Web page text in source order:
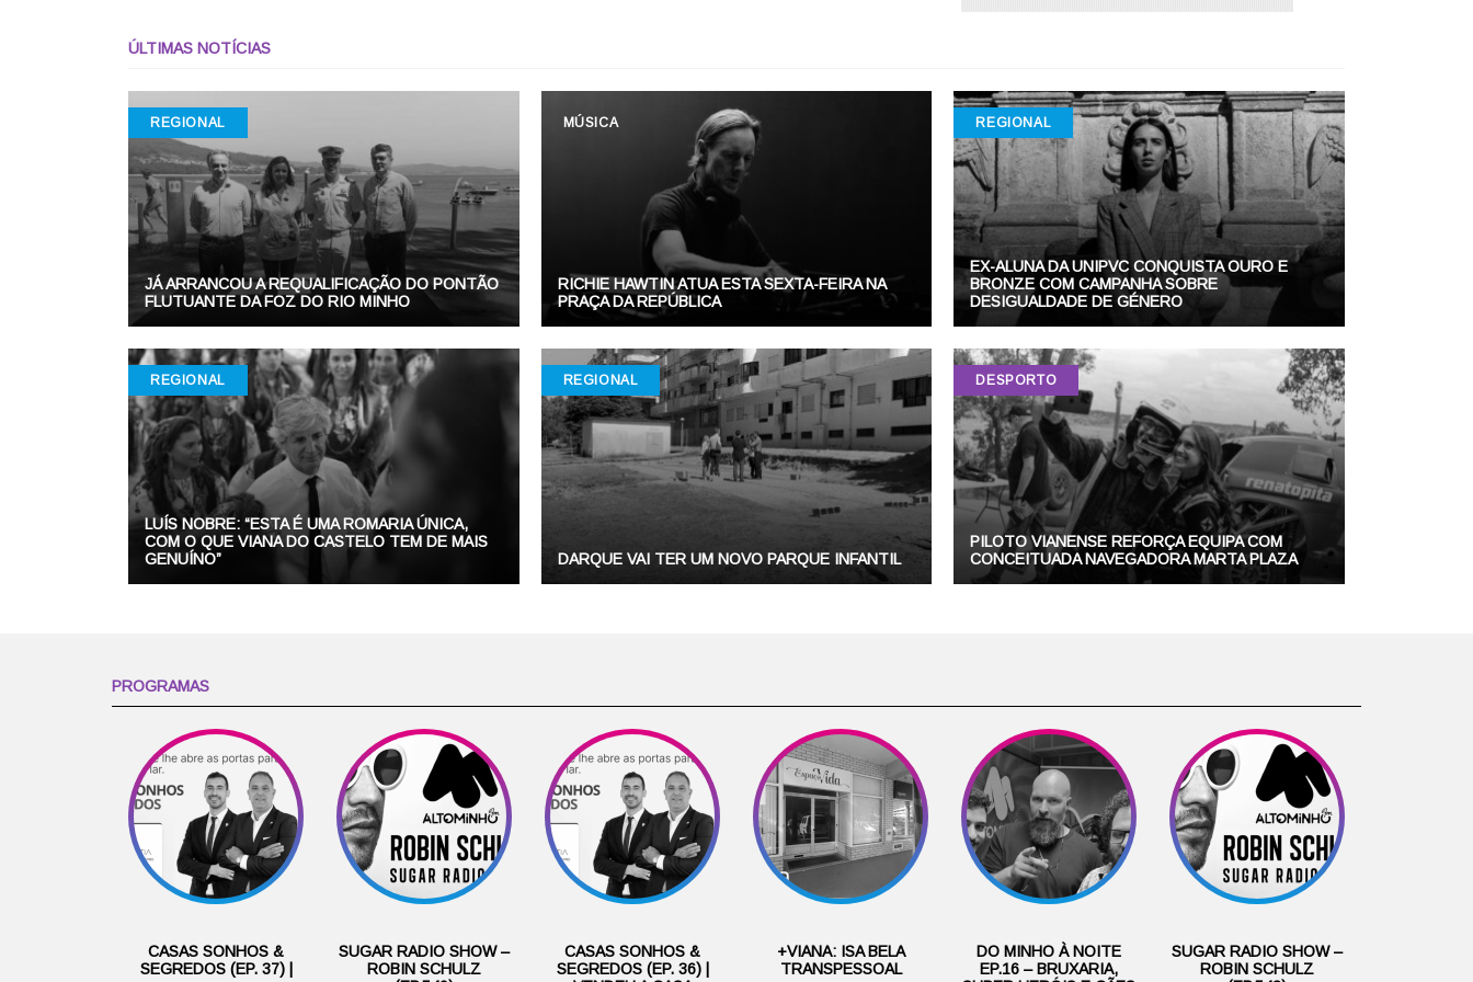
ÚLTIMAS NOTÍCIAS
REGIONAL
JÁ ARRANCOU A REQUALIFICAÇÃO DO PONTÃO
FLUTUANTE DA FOZ DO RIO MINHO
MÚSICA
RICHIE HAWTIN ATUA ESTA SEXTA-FEIRA NA
PRAÇA DA REPÚBLICA
REGIONAL
EX-ALUNA DA UNIPVC CONQUISTA OURO E
BRONZE COM CAMPANHA SOBRE
DESIGUALDADE DE GÉNERO
REGIONAL
LUÍS NOBRE: “ESTA É UMA ROMARIA ÚNICA,
COM O QUE VIANA DO CASTELO TEM DE MAIS
GENUÍNO”
REGIONAL
DARQUE VAI TER UM NOVO PARQUE INFANTIL
DESPORTO
PILOTO VIANENSE REFORÇA EQUIPA COM
CONCEITUADA NAVEGADORA MARTA PLAZA
PROGRAMAS
CASAS SONHOS &
SEGREDOS (EP. 37) |
SUGAR RADIO SHOW –
ROBIN SCHULZ
CASAS SONHOS &
SEGREDOS (EP. 36) |
+VIANA: ISA BELA
TRANSPESSOAL
DO MINHO À NOITE
EP.16 – BRUXARIA,
SUGAR RADIO SHOW –
ROBIN SCHULZ